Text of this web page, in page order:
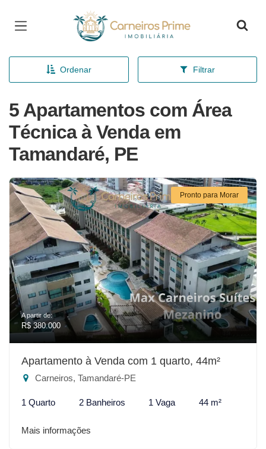
Página inicial
Ordenar Filtrar
5 Apartamentos com Área
Técnica à Venda em
Tamandaré, PE
Pronto para Morar
A partir de:
R$ 380.000
Apartamento à Venda com 1 quarto, 44m²
Carneiros, Tamandaré-PE
1 Quarto 2 Banheiros 1 Vaga 44 m²
Mais informações